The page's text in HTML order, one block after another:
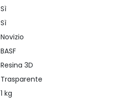
Sì
Sì
Novizio
BASF
Resina 3D
Trasparente
1 kg